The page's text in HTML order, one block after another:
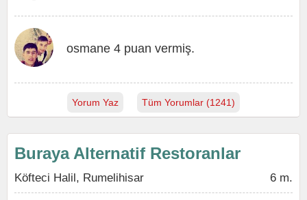
osmane 4 puan vermiş.
Yorum Yaz Tüm Yorumlar (1241)
Buraya Alternatif Restoranlar
Köfteci Halil, Rumelihisar 6 m.